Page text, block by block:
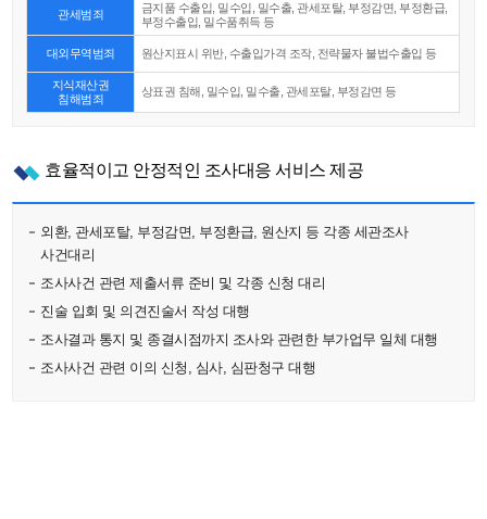
관세범죄
금지품 수출입, 밀수입, 밀수출, 관세포탈, 부정감면, 부정환급,
부정수출입, 밀수품취득 등
대외무역범죄 원산지표시 위반, 수출입가격 조작, 전략물자 불법수출입 등
지식재산권
침해범죄
상표권 침해, 밀수입, 밀수출, 관세포탈, 부정감면 등
효율적이고 안정적인 조사대응 서비스 제공
외환, 관세포탈, 부정감면, 부정환급, 원산지 등 각종 세관조사
사건대리
조사사건 관련 제출서류 준비 및 각종 신청 대리
진술 입회 및 의견진술서 작성 대행
조사결과 통지 및 종결시점까지 조사와 관련한 부가업무 일체 대행
조사사건 관련 이의 신청, 심사, 심판청구 대행